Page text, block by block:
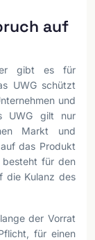
auf
gibt es für
UWG schützt
und
UWG gilt nur
Markt und
das Produkt
besteht für den
die Kulanz des
der Vorrat
für einen